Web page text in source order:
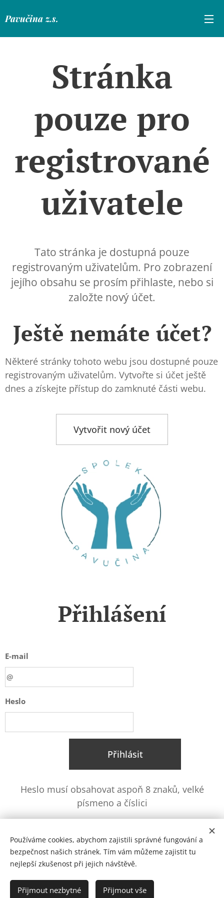
Pavučina z.s.
Stránka
pouze pro
registrované
uživatele
Tato stránka je dostupná pouze
registrovaným uživatelům. Pro zobrazení
jejího obsahu se prosím přihlaste, nebo si
založte nový účet.
Ještě nemáte účet?
Některé stránky tohoto webu jsou dostupné pouze
registrovaným uživatelům. Vytvořte si účet ještě
dnes a získejte přístup do zamknuté části webu.
Vytvořit nový účet
Přihlášení
E-mail
Heslo
Přihlásit
Heslo musí obsahovat aspoň 8 znaků, velké
písmeno a číslici
© 2025Pavučina z.s. -
Spolek. Všechna práva vyhrazena.
IČ: 41194365, č. účtu: 6841581003/5500
Používáme cookies, abychom zajistili správné fungování a
bezpečnost našich stránek. Tím vám můžeme zajistit tu
nejlepší zkušenost při jejich návštěvě.
Přijmout nezbytné Přijmout vše